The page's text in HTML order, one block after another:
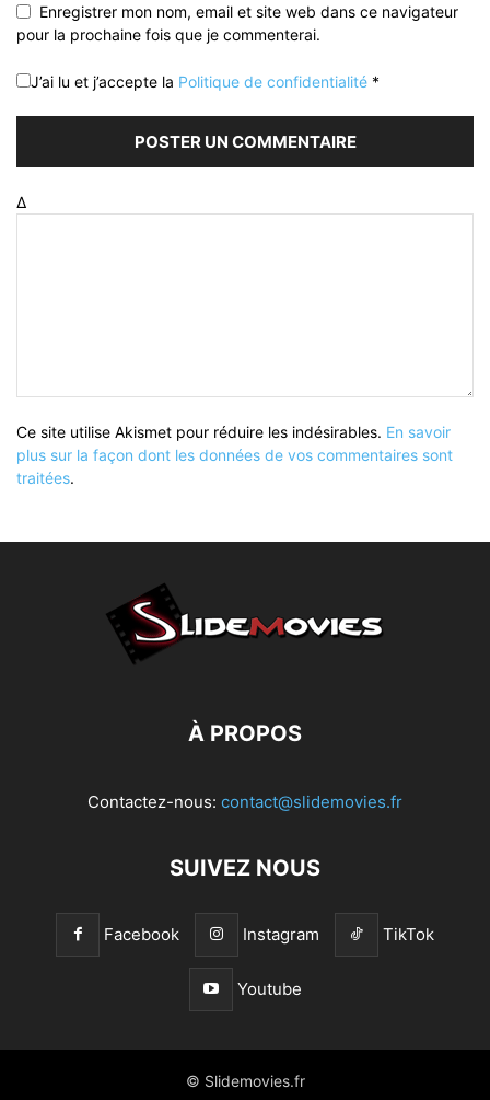
Enregistrer mon nom, email et site web dans ce navigateur
pour la prochaine fois que je commenterai.
J’ai lu et j’accepte la Politique de confidentialité *
Δ
Ce site utilise Akismet pour réduire les indésirables. En savoir
plus sur la façon dont les données de vos commentaires sont
traitées.
À PROPOS
Contactez-nous: contact@slidemovies.fr
SUIVEZ NOUS
Facebook Instagram TikTok
Youtube
© Slidemovies.fr